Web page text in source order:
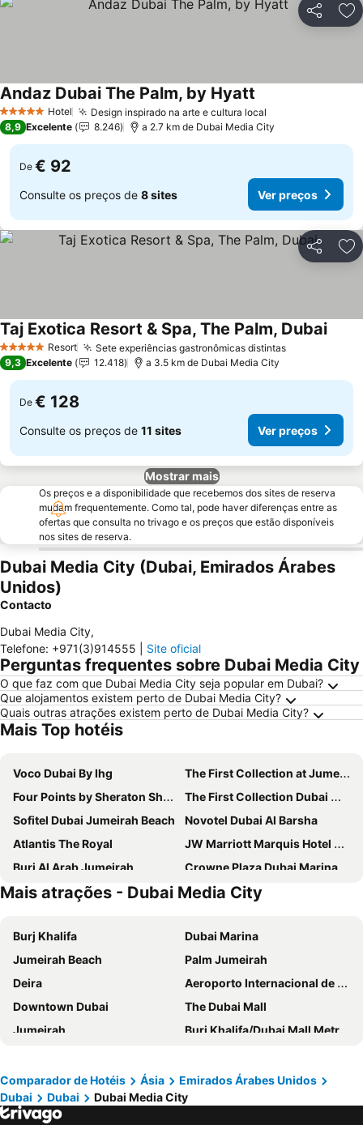
Partilhar
5 Estrelas Hotel Design inspirado na arte e cultura local
Andaz Dubai The Palm, by Hyatt
8,9 Excelente 8.246 a 2.7 km de Dubai Media City
De € 92
Consulte os preços de 8 sites Ver preços
Partilhar
5 Estrelas Resort Sete experiências gastronômicas distintas
Taj Exotica Resort & Spa, The Palm, Dubai
9,3 Excelente 12.418 a 3.5 km de Dubai Media City
De € 128
Consulte os preços de 11 sites Ver preços
Mostrar mais
Os preços e a disponibilidade que recebemos dos sites de reserva
mudam frequentemente. Como tal, pode haver diferenças entre as
ofertas que consulta no trivago e os preços que estão disponíveis
nos sites de reserva.
Dubai Media City (Dubai, Emirados Árabes
Unidos)
Contacto
Dubai Media City,
Telefone: +971(3)914555 Site oficial
Perguntas frequentes sobre Dubai Media City
O que faz com que Dubai Media City seja popular em Dubai?
Que alojamentos existem perto de Dubai Media City?
Quais outras atrações existem perto de Dubai Media City?
Mais Top hotéis
Voco Dubai By Ihg
The First Collection at Jumeirah Village Circle, a Tribute Portfolio Hotel
Four Points by Sheraton Sheikh Zayed Road, Dubai
The First Collection Dubai Marina
Sofitel Dubai Jumeirah Beach
Novotel Dubai Al Barsha
Atlantis The Royal
JW Marriott Marquis Hotel Dubai
Burj Al Arab Jumeirah
Crowne Plaza Dubai Marina By Ihg
Tryp By Wyndham Dubai
Gevora Hotel
Towers Rotana
The Tower Plaza Hotel
Fairmont The Palm
Swissôtel Al Murooj Dubai
Taj Dubai
Canal Central Hotel
Amwaj Rotana, Jumeirah Beach - Dubai
Sofitel Dubai Downtown
Jumeirah Beach Hotel Dubai
Oaks Ibn Battuta Gate Dubai
Millennium Plaza Downtown, Dubai
Hotel Indigo Dubai Downtown By Ihg
Aloft Palm Jumeirah
NH Collection Dubai The Palm
Mais atrações - Dubai Media City
Burj Khalifa
Dubai Marina
Jumeirah Beach
Palm Jumeirah
Deira
Aeroporto Internacional de Dubai
Downtown Dubai
The Dubai Mall
Jumeirah
Burj Khalifa/Dubai Mall Metro Station
Business Bay
Corniche Beach
Yas Island
Saadiyat Island
Comparador de Hotéis Ásia
Emirados Árabes Unidos
Dubai
Dubai Dubai Media City